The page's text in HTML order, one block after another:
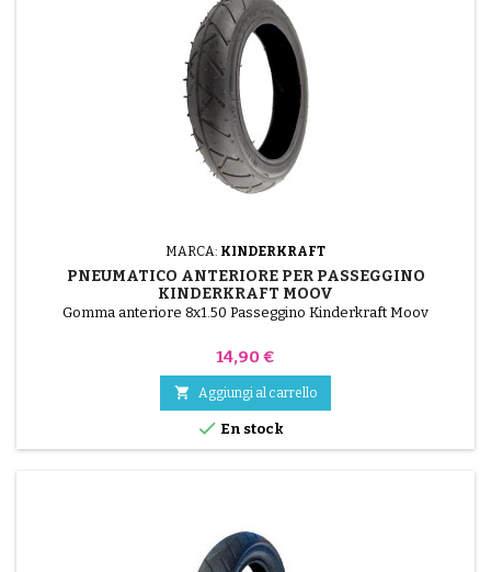
MARCA: KINDERKRAFT
PNEUMATICO ANTERIORE PER PASSEGGINO
KINDERKRAFT MOOV
Gomma anteriore 8x1.50 Passeggino Kinderkraft Moov
Prezzo
14,90 €
 Aggiungi al carrello
 En stock